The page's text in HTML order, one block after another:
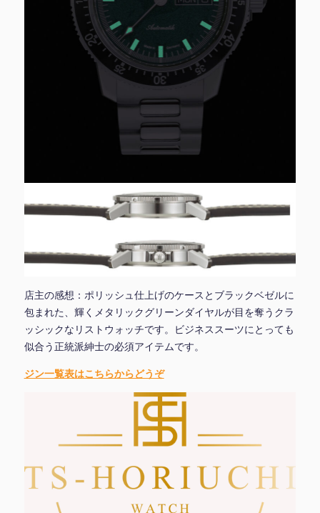
店主の感想：ポリッシュ仕上げのケースとブラックベゼルに
包まれた、輝くメタリックグリーンダイヤルが目を奪うクラ
ッシックなリストウォッチです。ビジネススーツにとっても
似合う正統派紳士の必須アイテムです。
ジン一覧表はこちらからどうぞ